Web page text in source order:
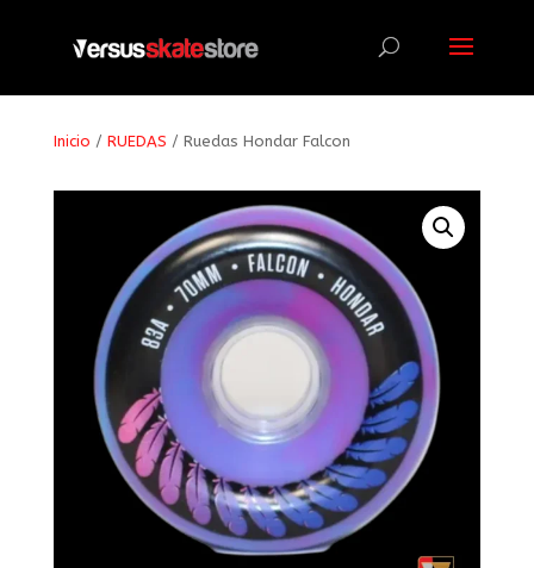
Inicio / RUEDAS / Ruedas Hondar Falcon